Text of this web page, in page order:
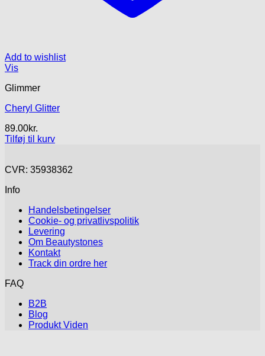
Add to wishlist
Vis
Glimmer
Cheryl Glitter
89.00kr.
Tilføj til kurv
CVR: 35938362
Info
Handelsbetingelser
Cookie- og privatlivspolitik
Levering
Om Beautystones
Kontakt
Track din ordre her
FAQ
B2B
Blog
Produkt Viden